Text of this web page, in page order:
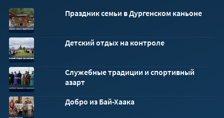
Праздник семьи в Дургенском каньоне
Детский отдых на контроле
Служебные традиции и спортивный
азарт
Добро из Бай-Хаака